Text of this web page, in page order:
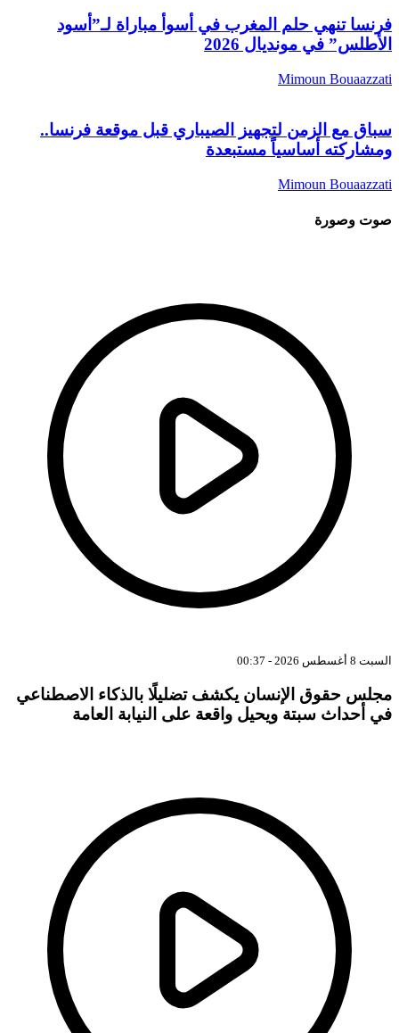
فرنسا تنهي حلم المغرب في أسوأ مباراة لـ”أسود
الأطلس” في مونديال 2026
Mimoun Bouaazzati
سباق مع الزمن لتجهيز الصيباري قبل موقعة فرنسا..
ومشاركته أساسياً مستبعدة
Mimoun Bouaazzati
صوت وصورة
السبت 8 أغسطس 2026 - 00:37
مجلس حقوق الإنسان يكشف تضليلًا بالذكاء الاصطناعي
في أحداث سبتة ويحيل واقعة على النيابة العامة